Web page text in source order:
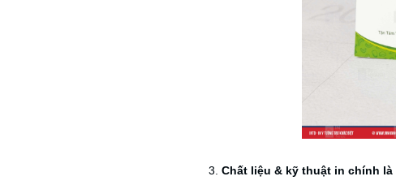
3.Chất liệu & kỹ thuật in chính là